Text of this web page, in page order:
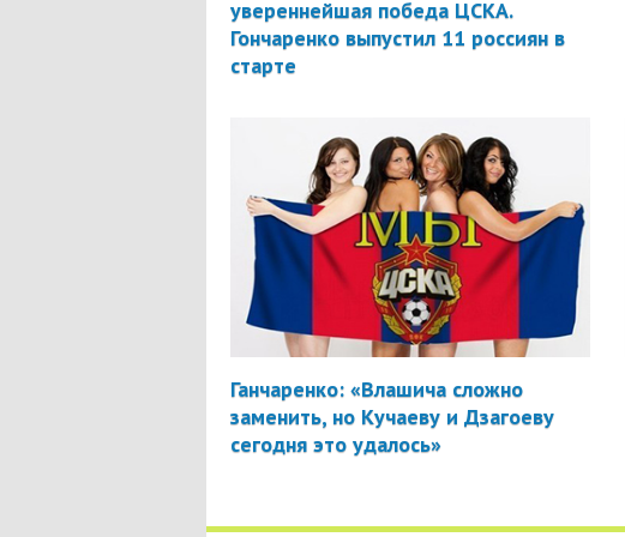
увереннейшая победа ЦСКА.
Гончаренко выпустил 11 россиян в
старте
Ганчаренко: «Влашича сложно
заменить, но Кучаеву и Дзагоеву
сегодня это удалось»